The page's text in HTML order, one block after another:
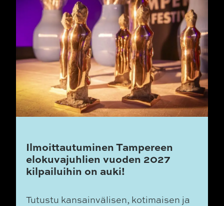
Ilmoittautuminen Tampereen
elokuvajuhlien vuoden 2027
kilpailuihin on auki!
Tutustu kansainvälisen, kotimaisen ja